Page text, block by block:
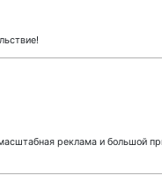
реклама и большой